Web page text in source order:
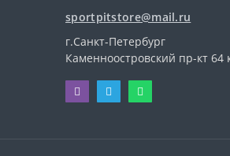
sportpitstore@mail.ru
г.Санкт-Петербург
Каменноостровский пр-кт 64